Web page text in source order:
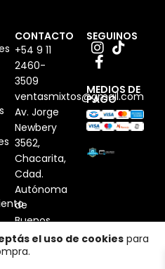
CONTACTO
+54 9 11
2460-
3509
ventasmixtos@gmail.com
Av. Jorge
Newbery
3562,
Chacarita,
Cdad.
Autónoma
de
Buenos
Aires,
Argentina
SEGUINOS
MEDIOS DE
PAGO
el uso de cookies para